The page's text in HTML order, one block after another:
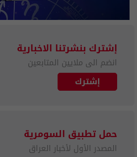
إشترك بنشرتنا الاخبارية
انضم الى ملايين المتابعين
إشترك
حمل تطبيق السومرية
المصدر الأول لأخبار العراق